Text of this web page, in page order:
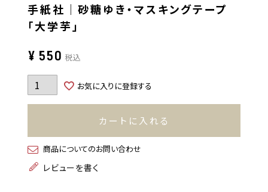
手紙社｜砂糖ゆき・マスキングテープ
「大学芋」
¥ 550 税込
お気に入りに登録する
カートに入れる
商品についてのお問い合わせ
レビューを書く